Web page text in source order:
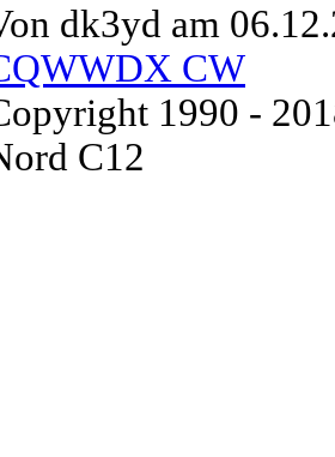
dk3yd am
CW
1990 -
C12